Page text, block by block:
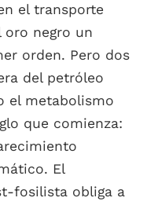
el transporte
oro negro un
orden. Pero dos
del petróleo
el metabolismo
que comienza:
El
fosilista obliga a